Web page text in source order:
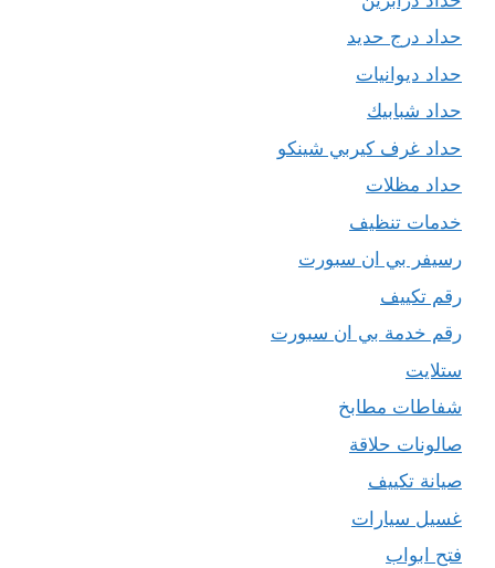
حداد درج حديد
حداد ديوانيات
حداد شبابيك
حداد غرف كيربي شينكو
حداد مظلات
خدمات تنظيف
رسيفر بي ان سبورت
رقم تكييف
رقم خدمة بي ان سبورت
ستلايت
شفاطات مطابخ
صالونات حلاقة
صيانة تكييف
غسيل سيارات
فتح ابواب